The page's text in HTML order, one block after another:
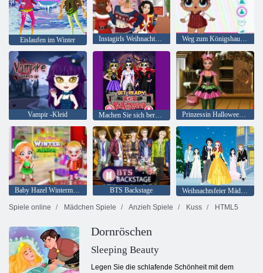
Eislaufen im Winter Instagirls Weihnachtskleid Weg zum Königshaus: Schlacht der Puppen
Vampir -Kleid Machen Sie sich bereit für Halloween Prinzessin Halloween Party
Baby Hazel Wintermode BTS Backstage
Weihnachtsfeier Mädchen
Spiele online
Mädchen Spiele Anzieh Spiele Kuss HTML5
Dornröschen
Sleeping Beauty
Legen Sie die schlafende Schönheit mit dem